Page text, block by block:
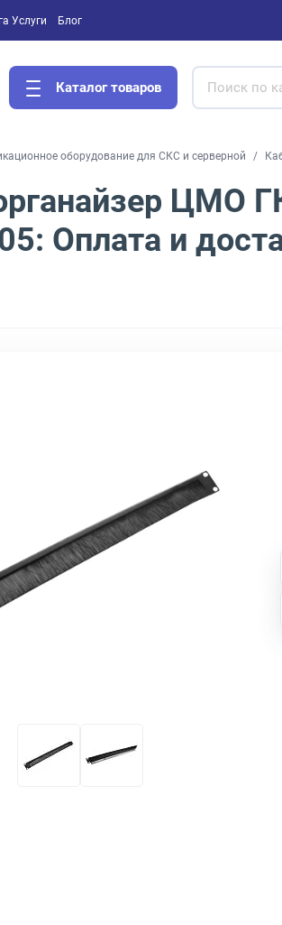
Услуги Блог
Каталог товаров
оборудование для СКС и серверной
ЦМО
Оплата и